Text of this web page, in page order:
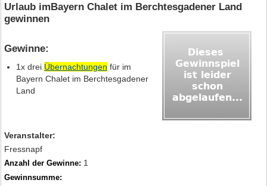
Urlaub imBayern Chalet im Berchtesgadener Land
gewinnen
Gewinne:
1x drei Übernachtungen für im
Bayern Chalet im Berchtesgadener
Land
Veranstalter:
Fressnapf
Anzahl der Gewinne: 1
Gewinnsumme: